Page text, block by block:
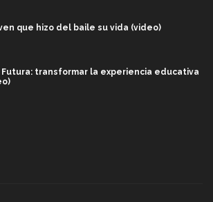
que hizo del baile su vida (video)
Futura: transformar la experiencia educativa